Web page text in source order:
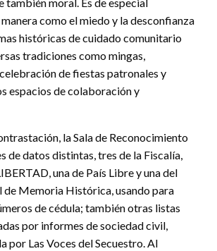
también moral. Es de especial
como el miedo y la desconfianza
históricas de cuidado comunitario
tradiciones como mingas,
de fiestas patronales y
espacios de colaboración y
la Sala de Reconocimiento
de datos distintas, tres de la Fiscalía,
una de País Libre y una del
Memoria Histórica, usando para
de cédula; también otras listas
por informes de sociedad civil,
por Las Voces del Secuestro. Al